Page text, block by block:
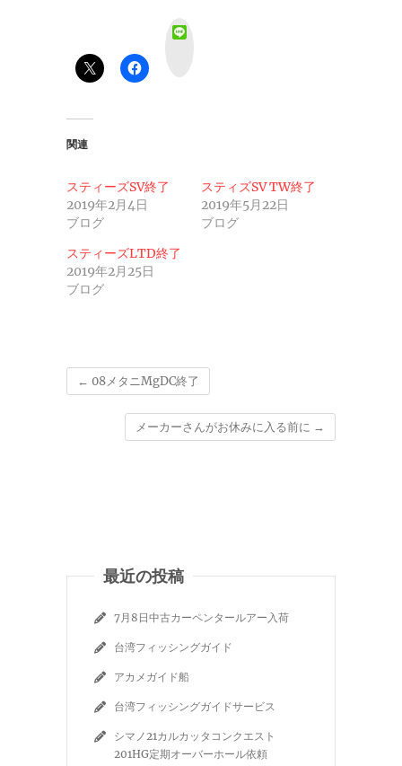
関連
スティーズSV終了
2019年2月4日
ブログ
スティズSV TW終了
2019年5月22日
ブログ
スティーズLTD終了
2019年2月25日
ブログ
← 08メタニMgDC終了
メーカーさんがお休みに入る前に →
最近の投稿
7月8日中古カーペンタールアー入荷
台湾フィッシングガイド
アカメガイド船
台湾フィッシングガイドサービス
シマノ21カルカッタコンクエスト
201HG定期オーバーホール依頼